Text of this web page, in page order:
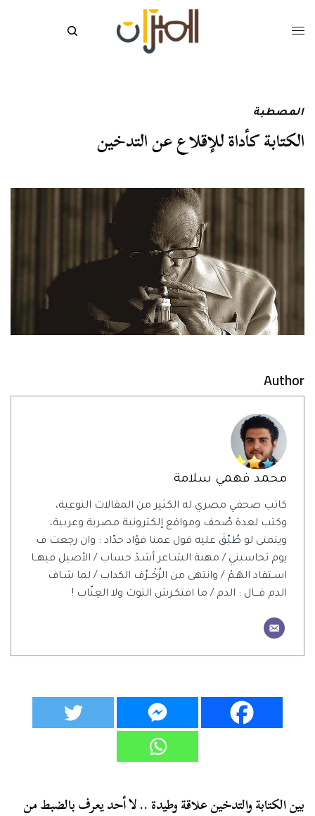
المصطبة
الكتابة كأداة للإقلاع عن التدخين
Author
محمد فهمي سلامة
كاتب صحفي مصري له الكثير من المقالات النوعية،
وكتب لعدة صُحف ومواقع إلكترونية مصرية وعربية،
ويتمنى لو طُبّقَ عليه قول عمنا فؤاد حدّاد : وان رجعت ف
يوم تحاسبني / مهنة الشـاعر أشـدْ حساب / الأصيل فيهــا
اسـتفاد الهَـمْ / وانتهى من الزُخْــرُف الكداب / لما شـاف
الدم قـــال : الدم / ما افتكـرش التوت ولا العِنّاب !
بين الكتابة والتدخين علاقة وطيدة .. لا أحد يعرف بالضبط من